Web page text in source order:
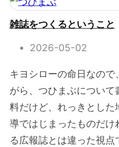
雑誌をつくるということ
2026-05-02
キヨシローの命日なの
がら、つひまぶについ
料だけど、れっきとし
導ではじまったものだ
る広報誌とは違った視